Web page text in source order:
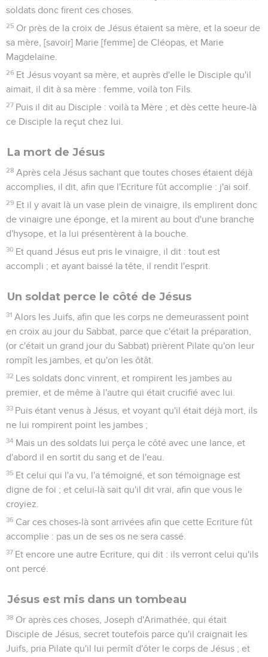
soldats donc firent ces choses.
25 Or près de la croix de Jésus étaient sa mère, et la soeur de
sa mère, [savoir] Marie [femme] de Cléopas, et Marie
Magdelaine.
26 Et Jésus voyant sa mère, et auprès d'elle le Disciple qu'il
aimait, il dit à sa mère : femme, voilà ton Fils.
27 Puis il dit au Disciple : voilà ta Mère ; et dès cette heure-là
ce Disciple la reçut chez lui.
La mort de Jésus
28 Après cela Jésus sachant que toutes choses étaient déjà
accomplies, il dit, afin que l'Ecriture fût accomplie : j'ai soif.
29 Et il y avait là un vase plein de vinaigre, ils emplirent donc
de vinaigre une éponge, et la mirent au bout d'une branche
d'hysope, et la lui présentèrent à la bouche.
30 Et quand Jésus eut pris le vinaigre, il dit : tout est
accompli ; et ayant baissé la tête, il rendit l'esprit.
Un soldat perce le côté de Jésus
31 Alors les Juifs, afin que les corps ne demeurassent point
en croix au jour du Sabbat, parce que c'était la préparation,
(or c'était un grand jour du Sabbat) prièrent Pilate qu'on leur
rompît les jambes, et qu'on les ôtât.
32 Les soldats donc vinrent, et rompirent les jambes au
premier, et de même à l'autre qui était crucifié avec lui.
33 Puis étant venus à Jésus, et voyant qu'il était déjà mort, ils
ne lui rompirent point les jambes ;
34 Mais un des soldats lui perça le côté avec une lance, et
d'abord il en sortit du sang et de l'eau.
35 Et celui qui l'a vu, l'a témoigné, et son témoignage est
digne de foi ; et celui-là sait qu'il dit vrai, afin que vous le
croyiez.
36 Car ces choses-là sont arrivées afin que cette Ecriture fût
accomplie : pas un de ses os ne sera cassé.
37 Et encore une autre Ecriture, qui dit : ils verront celui qu'ils
ont percé.
Jésus est mis dans un tombeau
38 Or après ces choses, Joseph d'Arimathée, qui était
Disciple de Jésus, secret toutefois parce qu'il craignait les
Juifs, pria Pilate qu'il lui permît d'ôter le corps de Jésus ; et